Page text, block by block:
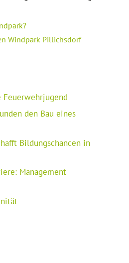
Windpark Pillichsdorf
Feuerwehrjugend
den Bau eines
Bildungschancen in
Management